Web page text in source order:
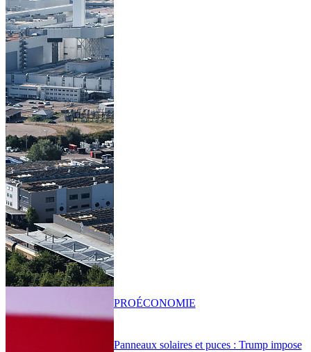
Panneaux solaires et puces : Trump impose
PROÉCONOMIE